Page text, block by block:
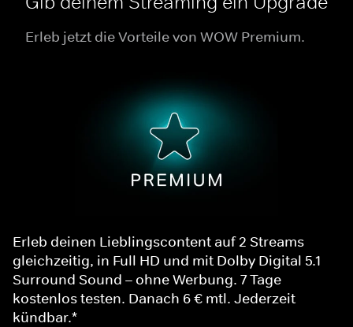
Erleb jetzt die Vorteile von WOW Premium.
Erleb deinen Lieblingscontent auf 2 Streams
gleichzeitig, in Full HD und mit Dolby Digital 5.1
Surround Sound – ohne Werbung. 7 Tage
kostenlos testen. Danach 6 € mtl. Jederzeit
kündbar.*